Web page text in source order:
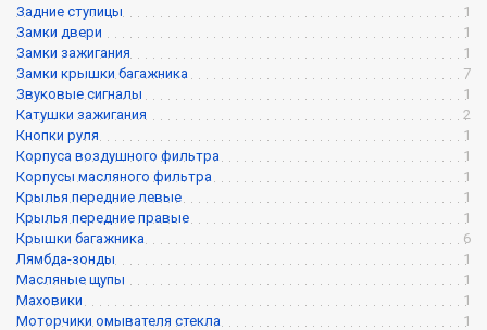
Задние ступицы
1
Замки двери
1
Замки зажигания
1
Замки крышки багажника
7
Звуковые сигналы
1
Катушки зажигания
2
Кнопки руля
1
Корпуса воздушного фильтра
1
Корпусы масляного фильтра
1
Крылья передние левые
1
Крылья передние правые
1
Крышки багажника
6
Лямбда-зонды
1
Масляные щупы
1
Маховики
1
Моторчики омывателя стекла
1